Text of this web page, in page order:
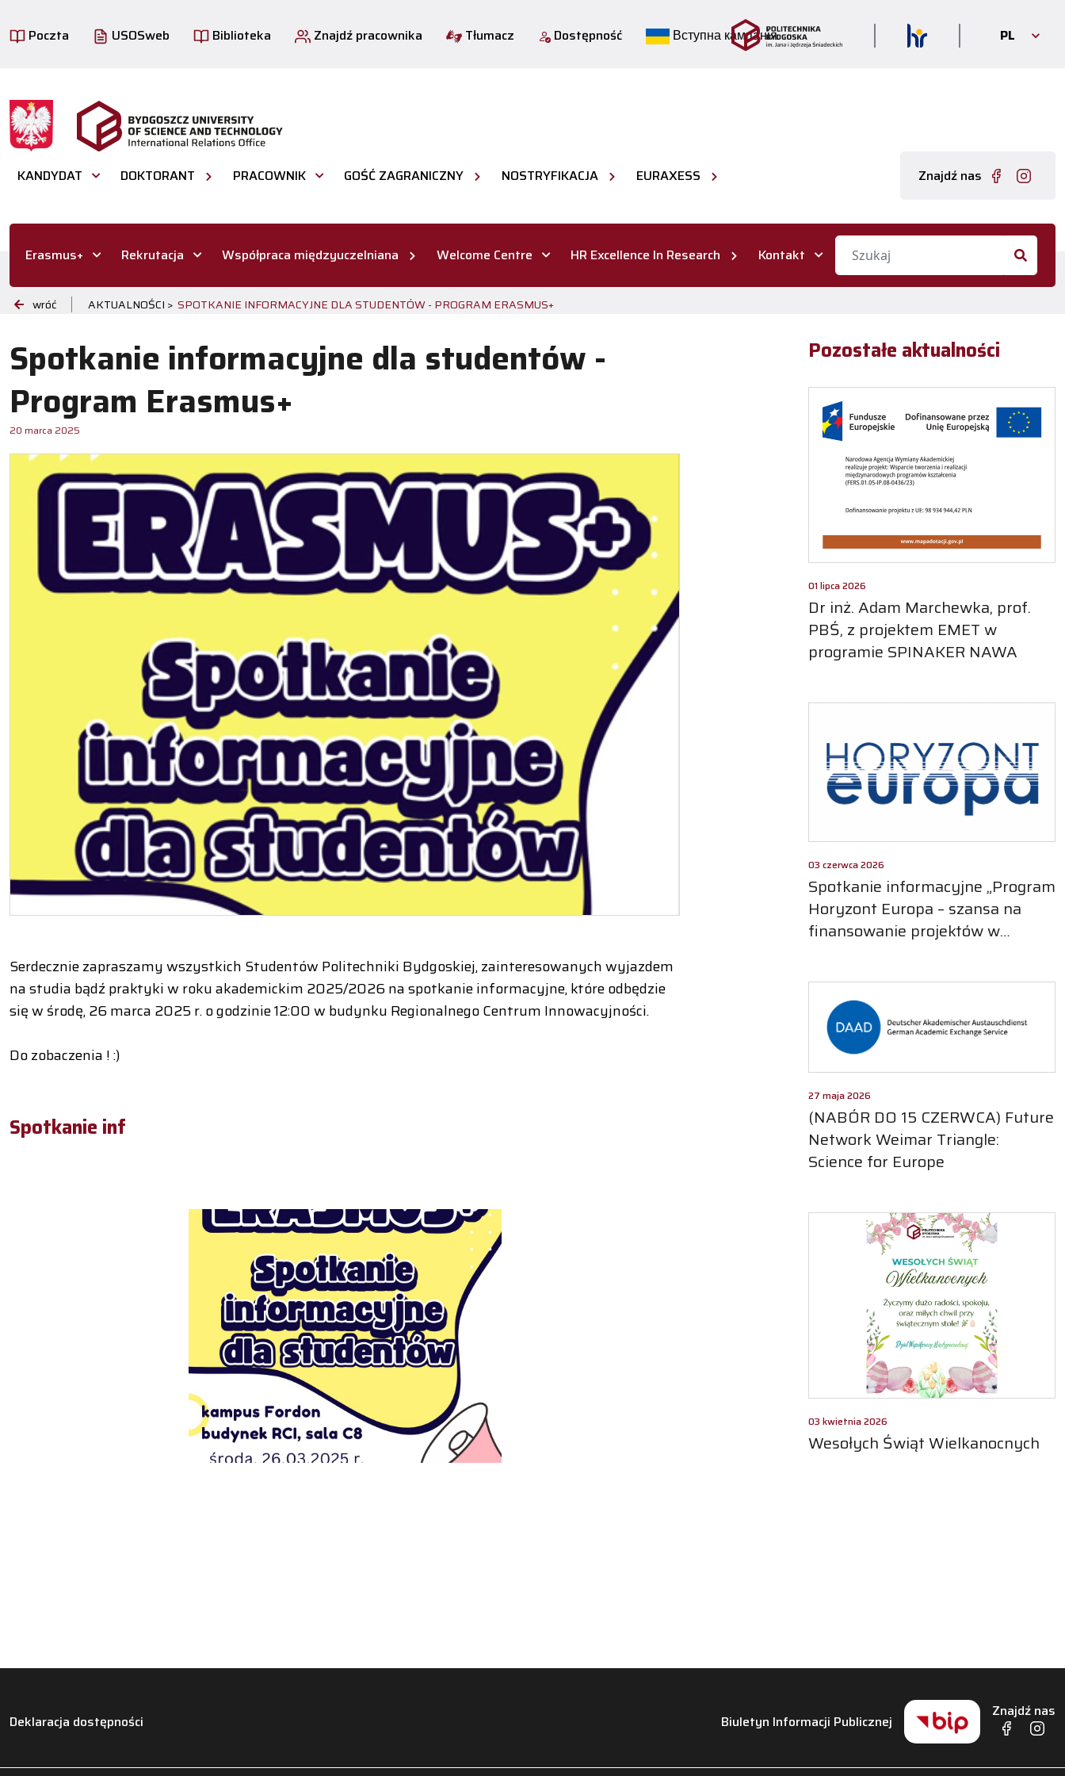
Poczta USOSweb Biblioteka Znajdź pracownika Tłumacz Dostępność Вступна кампанія PL
KANDYDAT DOKTORANT PRACOWNIK GOŚĆ ZAGRANICZNY NOSTRYFIKACJA EURAXESS Znajdź nas
Erasmus+ Rekrutacja Współpraca międzyuczelniana Welcome Centre HR Excellence In Research Kontakt
wróć AKTUALNOŚCI > SPOTKANIE INFORMACYJNE DLA STUDENTÓW - PROGRAM ERASMUS+
Spotkanie informacyjne dla studentów -
Program Erasmus+
20 marca 2025
Serdecznie zapraszamy wszystkich Studentów Politechniki Bydgoskiej, zainteresowanych wyjazdem
na studia bądź praktyki w roku akademickim 2025/2026 na spotkanie informacyjne, które odbędzie
się w środę, 26 marca 2025 r. o godzinie 12:00 w budynku Regionalnego Centrum Innowacyjności.
Do zobaczenia ! :)
Spotkanie inf
Pozostałe aktualności
01 lipca 2026
Dr inż. Adam Marchewka, prof.
PBŚ, z projektem EMET w
programie SPINAKER NAWA
03 czerwca 2026
Spotkanie informacyjne „Program
Horyzont Europa – szansa na
finansowanie projektów w
Glebowej”
27 maja 2026
(NABÓR DO 15 CZERWCA) Future
Network Weimar Triangle:
Science for Europe
03 kwietnia 2026
Wesołych Świąt Wielkanocnych
Deklaracja dostępności Biuletyn Informacji Publicznej
Znajdź nas